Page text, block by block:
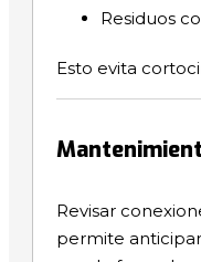
Residuos
Esto evita
Revisar
permite